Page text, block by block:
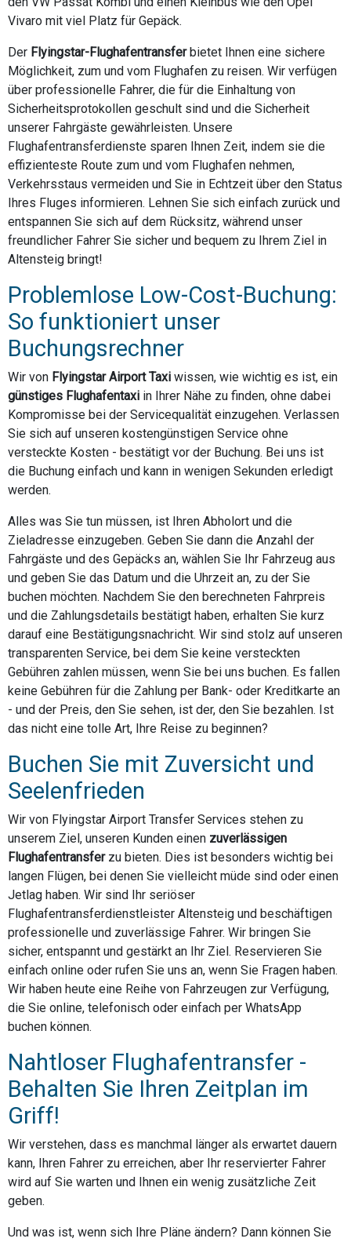
Vivaro mit viel Platz für Gepäck.
Der Flyingstar-Flughafentransferbietet Ihnen eine sichere
Möglichkeit, zum und vom Flughafen zu reisen. Wir verfügen
über professionelle Fahrer, die für die Einhaltung von
Sicherheitsprotokollen geschult sind und die Sicherheit
unserer Fahrgäste gewährleisten. Unsere
Flughafentransferdienste sparen Ihnen Zeit, indem sie die
effizienteste Route zum und vom Flughafen nehmen,
Verkehrsstaus vermeiden und Sie in Echtzeit über den Status
Ihres Fluges informieren. Lehnen Sie sich einfach zurück und
entspannen Sie sich auf dem Rücksitz, während unser
freundlicher Fahrer Sie sicher und bequem zu Ihrem Ziel in
Altensteig bringt!
Problemlose Low-Cost-Buchung:
So funktioniert unser
Buchungsrechner
Wir von Flyingstar Airport Taxi wissen, wie wichtig es ist, ein
günstiges Flughafentaxi in Ihrer Nähe zu finden, ohne dabei
Kompromisse bei der Servicequalität einzugehen. Verlassen
Sie sich auf unseren kostengünstigen Service ohne
versteckte Kosten - bestätigt vor der Buchung. Bei uns ist
die Buchung einfach und kann in wenigen Sekunden erledigt
werden.
Alles was Sie tun müssen, ist Ihren Abholort und die
Zieladresse einzugeben. Geben Sie dann die Anzahl der
Fahrgäste und des Gepäcks an, wählen Sie Ihr Fahrzeug aus
und geben Sie das Datum und die Uhrzeit an, zu der Sie
buchen möchten. Nachdem Sie den berechneten Fahrpreis
und die Zahlungsdetails bestätigt haben, erhalten Sie kurz
darauf eine Bestätigungsnachricht. Wir sind stolz auf unseren
transparenten Service, bei dem Sie keine versteckten
Gebühren zahlen müssen, wenn Sie bei uns buchen. Es fallen
keine Gebühren für die Zahlung per Bank- oder Kreditkarte an
- und der Preis, den Sie sehen, ist der, den Sie bezahlen. Ist
das nicht eine tolle Art, Ihre Reise zu beginnen?
Buchen Sie mit Zuversicht und
Seelenfrieden
Wir von Flyingstar Airport Transfer Services stehen zu
unserem Ziel, unseren Kunden einen zuverlässigen
Flughafentransferzu bieten. Dies ist besonders wichtig bei
langen Flügen, bei denen Sie vielleicht müde sind oder einen
Jetlag haben. Wir sind Ihr seriöser
Flughafentransferdienstleister Altensteig und beschäftigen
professionelle und zuverlässige Fahrer. Wir bringen Sie
sicher, entspannt und gestärkt an Ihr Ziel. Reservieren Sie
einfach online oder rufen Sie uns an, wenn Sie Fragen haben.
Wir haben heute eine Reihe von Fahrzeugen zur Verfügung,
die Sie online, telefonisch oder einfach per WhatsApp
buchen können.
Nahtloser Flughafentransfer -
Behalten Sie Ihren Zeitplan im
Griff!
Wir verstehen, dass es manchmal länger als erwartet dauern
kann, Ihren Fahrer zu erreichen, aber Ihr reservierter Fahrer
wird auf Sie warten und Ihnen ein wenig zusätzliche Zeit
geben.
Und was ist, wenn sich Ihre Pläne ändern? Dann können Sie